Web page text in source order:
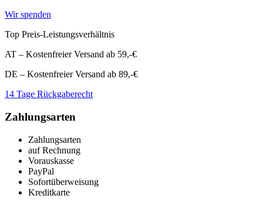
Wir spenden
Top Preis-Leistungsverhältnis
AT – Kostenfreier Versand ab 59,-€
DE – Kostenfreier Versand ab 89,-€
14 Tage Rückgaberecht
Zahlungsarten
Zahlungsarten
auf Rechnung
Vorauskasse
PayPal
Sofortüberweisung
Kreditkarte